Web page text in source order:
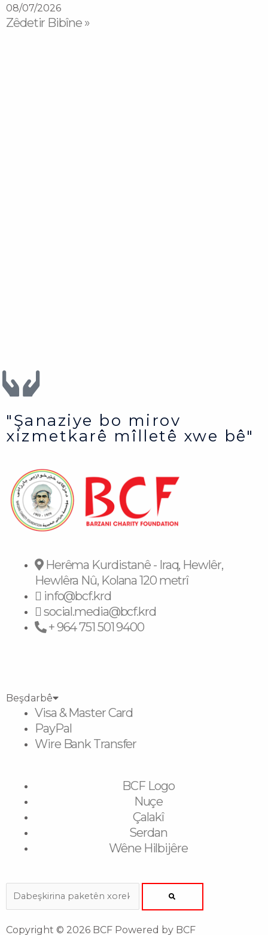
08/07/2026
Zêdetir Bibîne »
"Şanaziye bo mirov
xizmetkarê mîlletê xwe bê"
Herêma Kurdistanê - Iraq, Hewlêr,
Hewlêra Nû, Kolana 120 metrî
info@bcf.krd
social.media@bcf.krd
+ 964 751 501 9400
Beşdarbê
Visa & Master Card
PayPal
Wire Bank Transfer
BCF Logo
Nuçe
Çalakî
Serdan
Wêne Hilbijêre
Copyright © 2026 BCF Powered by BCF